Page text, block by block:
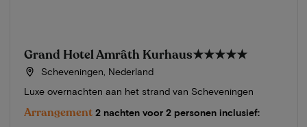
Grand Hotel Amrâth Kurhaus★★★★★
Scheveningen, Nederland
Luxe overnachten aan het strand van Scheveningen
Arrangement 2 nachten voor 2 personen inclusief: